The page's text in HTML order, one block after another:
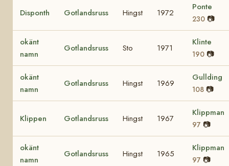
Disponth Gotlandsruss Hingst 1972
Ponte
230 📷
okänt
namn
Gotlandsruss Sto 1971
Klinte
190 📷
okänt
namn
Gotlandsruss Hingst 1969
Gullding
108 📷
Klippen Gotlandsruss Hingst 1967
Klippman
97 📷
okänt
namn
Gotlandsruss Hingst 1965
Klippman
97 📷